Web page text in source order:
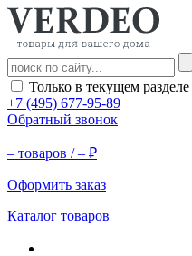
Только в текущем разделе
+7 (495) 677-95-89
Обратный звонок
– товаров /– ₽
Оформить заказ
Каталог товаров